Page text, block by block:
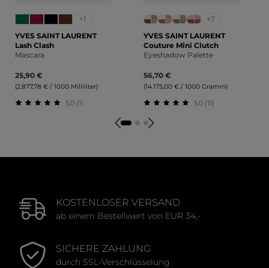
+1
YVES SAINT LAURENT
Lash Clash
Mascara
25,90 €
(2.877,78 € / 1000 Milliliter)
Durchschnittliche Bewertung von 5 von 5 Sternen
5.0 (1)
+7
YVES SAINT LAURENT
Couture Mini Clutch
Eyeshadow Palette
56,70 €
(14.175,00 € / 1000 Gramm)
Durchschnittliche
5.0 (11)
KOSTENLOSER VERSAND
ab einem Bestellwert von EUR 34,-
SICHERE ZAHLUNG
durch SSL-Verschlüsselung